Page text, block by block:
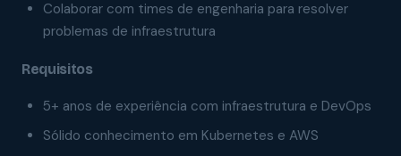
Colaborar com times de engenharia para resolver
problemas de infraestrutura
Requisitos
5+ anos de experiência com infraestrutura e DevOps
Sólido conhecimento em Kubernetes e AWS